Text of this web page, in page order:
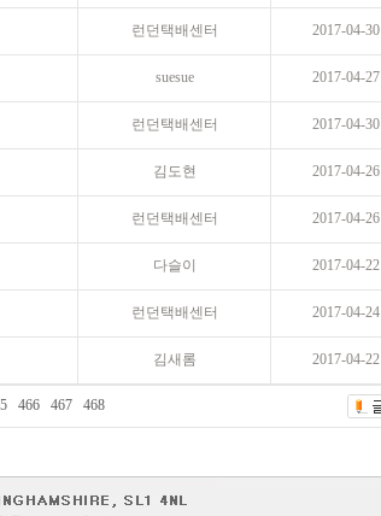
런던택배센터 2017-04-30
suesue 2017-04-27
런던택배센터 2017-04-30
김도현 2017-04-26
런던택배센터 2017-04-26
다슬이 2017-04-22
런던택배센터 2017-04-24
김새롬 2017-04-22
466 467 468